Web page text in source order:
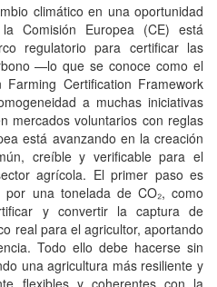
climático en una oportunidad
Comisión Europea (CE) está
regulatorio para certificar las
—lo que se conoce como el
Certification Framework
a muchas iniciativas
mercados voluntarios con reglas
está avanzando en la creación
creíble y verificable para el
agrícola. El primer paso es
una tonelada de CO₂, como
y convertir la captura de
real para el agricultor, aportando
Todo ello debe hacerse sin
una agricultura más resiliente y
flexibles y coherentes con la